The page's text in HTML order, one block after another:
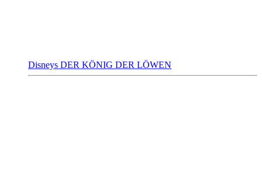
Disneys DER KÖNIG DER LÖWEN